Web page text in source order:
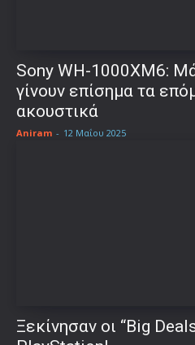
Sony WH-1000XM6:
γίνουν επίσημα τα
ακουστικά
Aniram - 12 Μαΐου 2025
Ξεκίνησαν οι “Big